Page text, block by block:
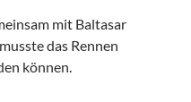
mit Baltasar
das Rennen
können.